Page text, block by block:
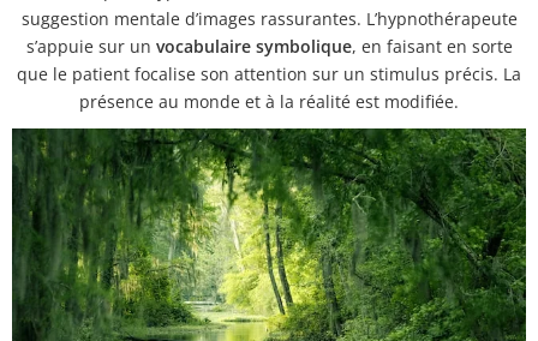
suggestion mentale d’images rassurantes. L’hypnothérapeute
s’appuie sur un vocabulaire symbolique, en faisant en sorte
que le patient focalise son attention sur un stimulus précis. La
présence au monde et à la réalité est modifiée.